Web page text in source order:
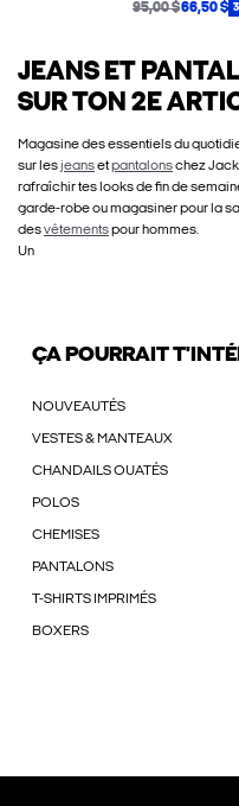
95,00 $66,50 $
JEANS ET
SUR TON 2E
Magasine des essentiels du
sur lesjeansetpantalonschez
rafraîchir tes looks de fin de
garde-robe ou magasiner pour la
desvêtementspour hommes.
Un
ÇA POURRAIT
NOUVEAUTÉS
VESTES & MANTEAUX
CHANDAILS OUATÉS
POLOS
CHEMISES
PANTALONS
T-SHIRTS IMPRIMÉS
BOXERS